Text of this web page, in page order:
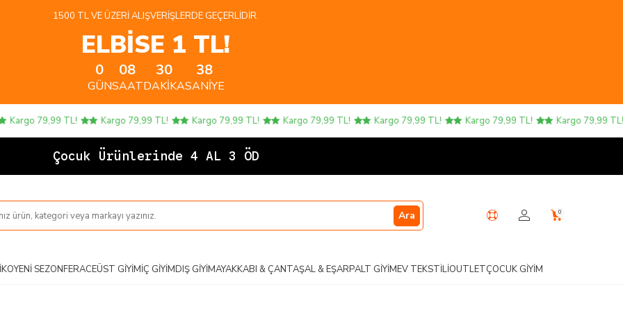
1500 TL VE ÜZERI ALIŞVERIŞLERDE GEÇERLIDIR.
ELBİSE 1 TL!
0
GÜN
08
SAAT
30
DAKIKA
37
SANIYE
Kargo 79,99 TL! Kargo 79,99 TL! Kargo 79,99 TL! Kargo 79,99 TL! Kargo 79,99 TL! Kargo 79,99 TL! Kargo 79,99 TL!
Çocuk Ürünlerinde 4 AL 3 ÖDE!
Ara 0
YENI SEZONFERACEÜST GIYIMİÇ GIYIMDIŞ GIYIMAYAKKABI & ÇANTAŞAL & EŞARPALT GIYIMEV TEKSTILIOUTLETÇOCUK GIYIM